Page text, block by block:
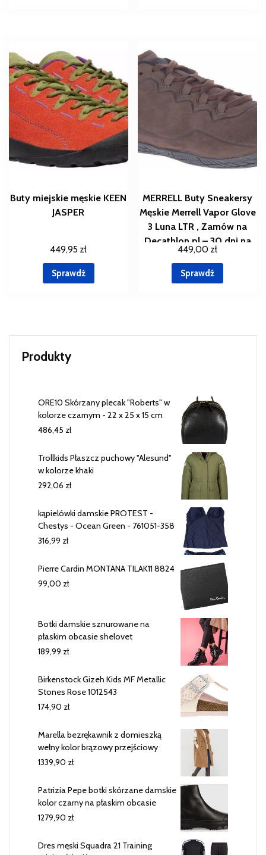
Buty miejskie męskie KEEN
JASPER
449,95 zł
Sprawdź
MERRELL Buty Sneakersy
Męskie Merrell Vapor Glove
3 Luna LTR , Zamów na
Decathlon.pl – 30 dni na
zwrot , Brązowy
449,00 zł
Sprawdź
Produkty
ORE10 Skórzany plecak "Roberts" w
kolorze czarnym - 22 x 25 x 15 cm
486,45 zł
Trollkids Płaszcz puchowy "Alesund"
w kolorze khaki
292,06 zł
kąpielówki damskie PROTEST -
Chestys - Ocean Green - 761051-358
316,99 zł
Pierre Cardin MONTANA TILAK11 8824
99,00 zł
Botki damskie sznurowane na
płaskim obcasie shelovet
189,99 zł
Birkenstock Gizeh Kids MF Metallic
Stones Rose 1012543
174,90 zł
Marella bezrękawnik z domieszką
wełny kolor brązowy przejściowy
1339,90 zł
Patrizia Pepe botki skórzane damskie
kolor czarny na płaskim obcasie
1279,90 zł
Dres męski Squadra 21 Training